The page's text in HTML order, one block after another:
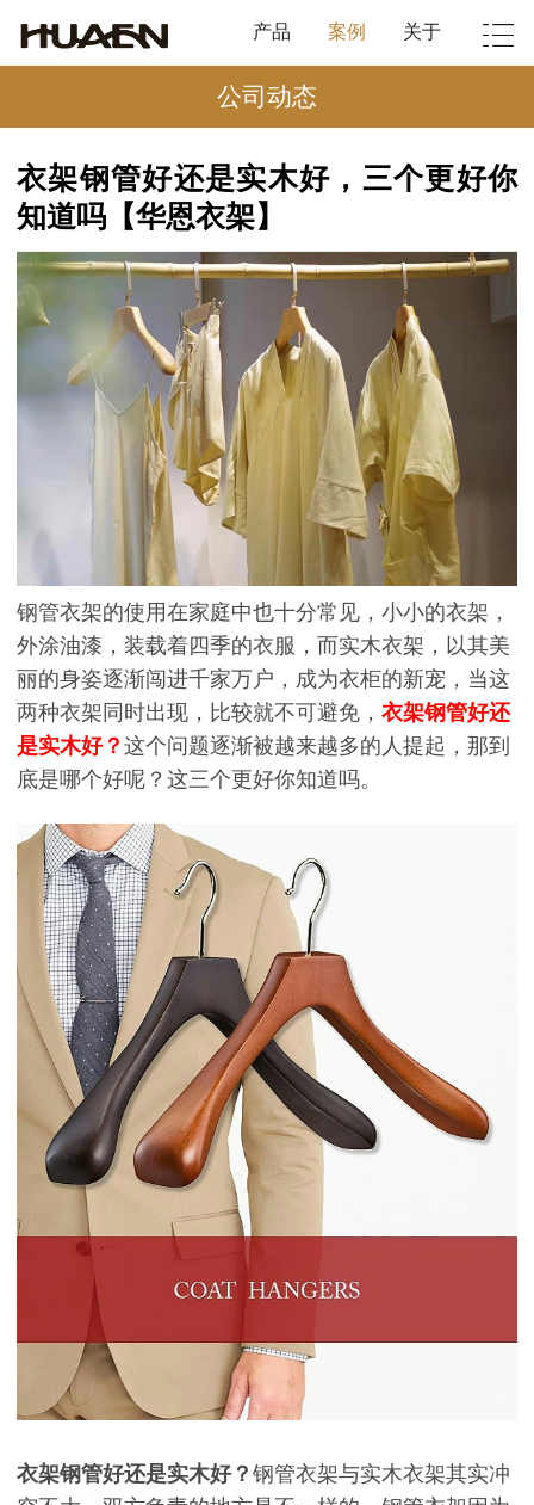
产品 案例 关于
公司动态
衣架钢管好还是实木好，三个更好你
知道吗【华恩衣架】
钢管衣架的使用在家庭中也十分常见，小小的衣架，
外涂油漆，装载着四季的衣服，而实木衣架，以其美
丽的身姿逐渐闯进千家万户，成为衣柜的新宠，当这
两种衣架同时出现，比较就不可避免， 衣架钢管好还
是实木好？ 这个问题逐渐被越来越多的人提起，那到
底是哪个好呢？这三个更好你知道吗。
衣架钢管好还是实木好？ 钢管衣架与实木衣架其实冲